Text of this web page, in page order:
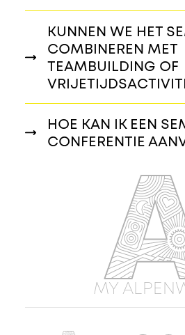
KUNNEN WE HET
COMBINEREN MET
TEAMBUILDING OF
HOE KAN IK EEN
CONFERENTIE
MY